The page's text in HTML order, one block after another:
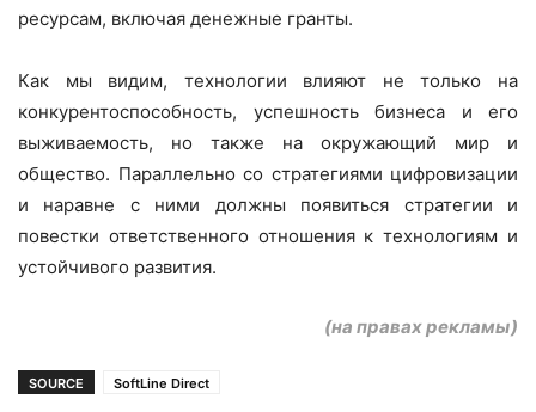
ресурсам, включая денежные гранты.
Как мы видим, технологии влияют не только на
конкурентоспособность, успешность бизнеса и его
выживаемость, но также на окружающий мир и
общество. Параллельно со стратегиями цифровизации
и наравне с ними должны появиться стратегии и
повестки ответственного отношения к технологиям и
устойчивого развития.
(на правах рекламы)
SOURCE SoftLine Direct